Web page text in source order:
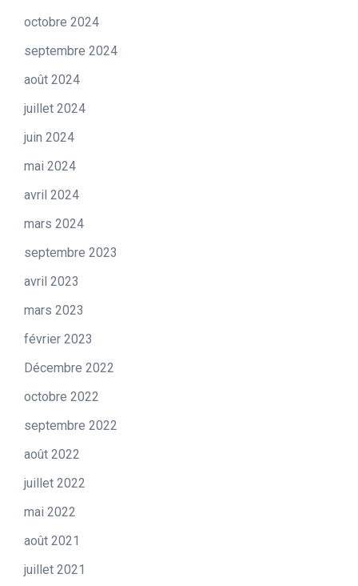
octobre 2024
septembre 2024
août 2024
juillet 2024
juin 2024
mai 2024
avril 2024
mars 2024
septembre 2023
avril 2023
mars 2023
février 2023
Décembre 2022
octobre 2022
septembre 2022
août 2022
juillet 2022
mai 2022
août 2021
juillet 2021